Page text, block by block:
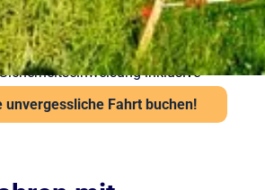
Schuhwerk erforderlich, aber
Höhenangst problemlos möglich
inklusive
unvergessliche Fahrt buchen!